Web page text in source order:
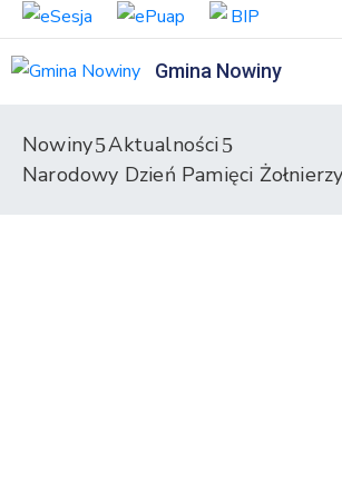
Gmina Nowiny
Przedszkole
Nowiny
Aktualności
Narodowy Dzień Pamięci